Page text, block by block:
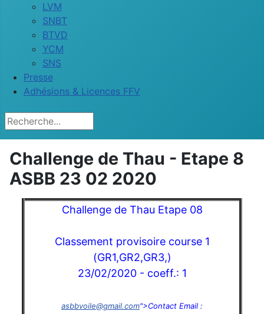
LVM
SNBT
BTVD
YCM
SNS
Presse
Adhésions & Licences FFV
Rechercher
Challenge de Thau - Etape 8
ASBB 23 02 2020
Challenge de Thau Etape 08
Classement provisoire course 1
(GR1,GR2,GR3,)
23/02/2020 - coeff.: 1
asbbvoile@gmail.com">Contact Email :